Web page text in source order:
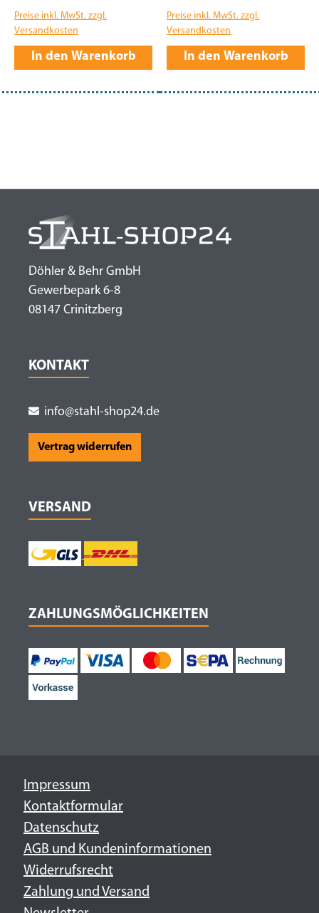
Preise inkl. MwSt. zzgl.
Versandkosten
In den Warenkorb
Preise inkl. MwSt. zzgl.
Versandkosten
In den Warenkorb
Döhler & Behr GmbH
Gewerbepark 6-8
08147 Crinitzberg
KONTAKT
info@stahl-shop24.de
Vertrag widerrufen
VERSAND
ZAHLUNGSMÖGLICHKEITEN
Impressum
Kontaktformular
Datenschutz
AGB und Kundeninformationen
Widerrufsrecht
Zahlung und Versand